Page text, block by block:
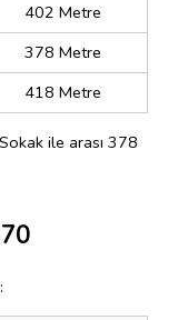
402 Metre
378 Metre
418 Metre
ile arası 378